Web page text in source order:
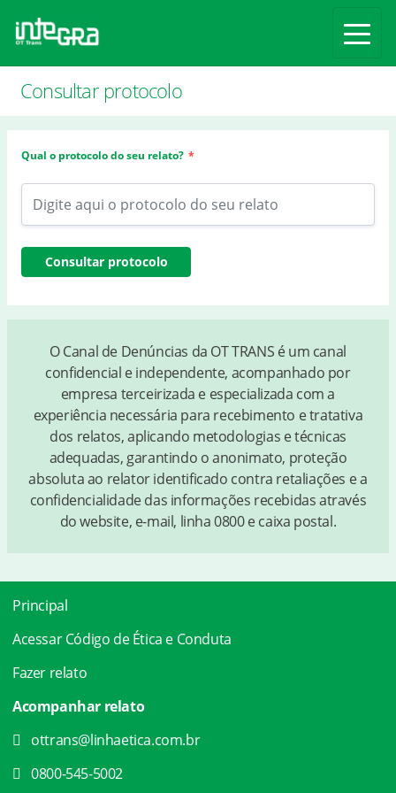
Consultar protocolo
Qual o protocolo do seu relato?
O Canal de Denúncias da OT TRANS é um canal
confidencial e independente, acompanhado por
empresa terceirizada e especializada com a
experiência necessária para recebimento e tratativa
dos relatos, aplicando metodologias e técnicas
adequadas, garantindo o anonimato, proteção
absoluta ao relator identificado contra retaliações e a
confidencialidade das informações recebidas através
do website, e-mail, linha 0800 e caixa postal.
Principal
Acessar Código de Ética e Conduta
Fazer relato
Acompanhar relato
ottrans@linhaetica.com.br
0800-545-5002